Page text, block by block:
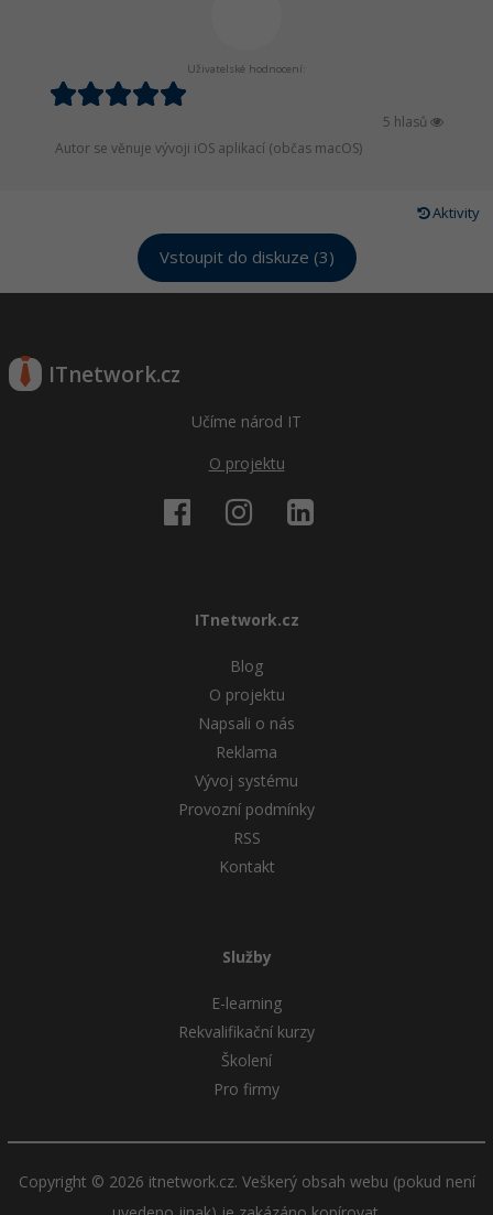
Uživatelské hodnocení:
5 hlasů
Autor se věnuje vývoji iOS aplikací (občas macOS)
Aktivity
Vstoupit do diskuze (3)
ITnetwork.cz
Učíme národ IT
O projektu
ITnetwork.cz
Blog
O projektu
Napsali o nás
Reklama
Vývoj systému
Provozní podmínky
RSS
Kontakt
Služby
E-learning
Rekvalifikační kurzy
Školení
Pro firmy
Copyright © 2026 itnetwork.cz. Veškerý obsah webu (pokud není